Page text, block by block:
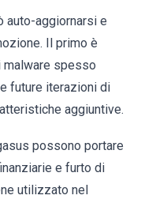
auto-aggiornarsi e
Il primo è
malware spesso
future iterazioni di
aggiuntive.
possono portare
e furto di
utilizzato nel